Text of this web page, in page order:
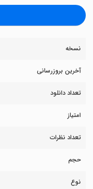
نسخه
آخرین بروزرسانی
تعداد دانلود
امتیاز
تعداد نظرات
حجم
نوع